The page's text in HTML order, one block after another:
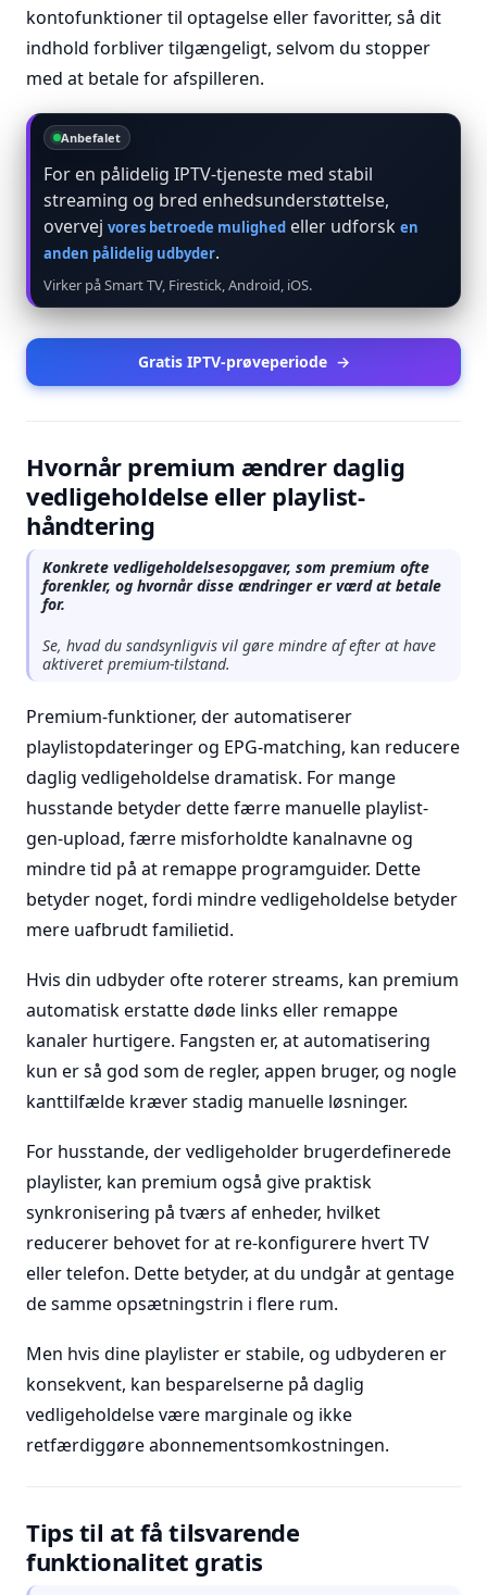
kontofunktioner til optagelse eller favoritter, så dit
indhold forbliver tilgængeligt, selvom du stopper
med at betale for afspilleren.
Anbefalet
For en pålidelig IPTV-tjeneste med stabil
streaming og bred enhedsunderstøttelse,
overvej vores betroede mulighed eller udforsk en
anden pålidelig udbyder.
Virker på Smart TV, Firestick, Android, iOS.
Gratis IPTV-prøveperiode →
Hvornår premium ændrer daglig
vedligeholdelse eller playlist-
håndtering
Konkrete vedligeholdelsesopgaver, som premium ofte
forenkler, og hvornår disse ændringer er værd at betale
for.
Se, hvad du sandsynligvis vil gøre mindre af efter at have
aktiveret premium-tilstand.
Premium-funktioner, der automatiserer
playlistopdateringer og EPG-matching, kan reducere
daglig vedligeholdelse dramatisk. For mange
husstande betyder dette færre manuelle playlist-
gen-upload, færre misforholdte kanalnavne og
mindre tid på at remappe programguider. Dette
betyder noget, fordi mindre vedligeholdelse betyder
mere uafbrudt familietid.
Hvis din udbyder ofte roterer streams, kan premium
automatisk erstatte døde links eller remappe
kanaler hurtigere. Fangsten er, at automatisering
kun er så god som de regler, appen bruger, og nogle
kanttilfælde kræver stadig manuelle løsninger.
For husstande, der vedligeholder brugerdefinerede
playlister, kan premium også give praktisk
synkronisering på tværs af enheder, hvilket
reducerer behovet for at re-konfigurere hvert TV
eller telefon. Dette betyder, at du undgår at gentage
de samme opsætningstrin i flere rum.
Men hvis dine playlister er stabile, og udbyderen er
konsekvent, kan besparelserne på daglig
vedligeholdelse være marginale og ikke
retfærdiggøre abonnementsomkostningen.
Tips til at få tilsvarende
funktionalitet gratis